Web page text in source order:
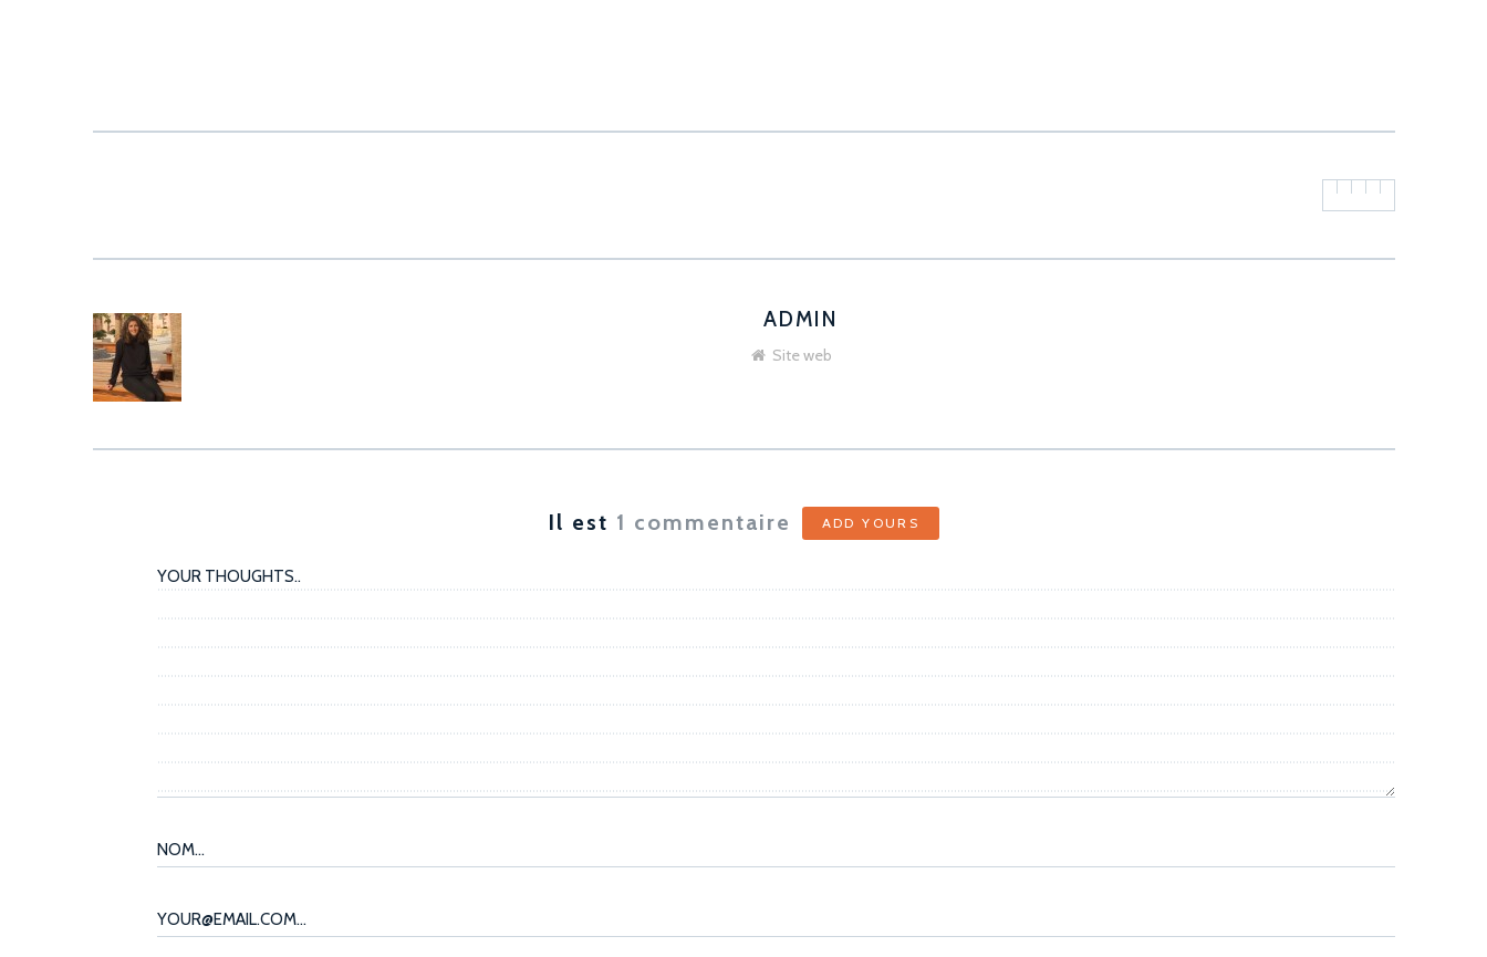
ADMIN
Site web
Il est 1 commentaire ADD YOURS